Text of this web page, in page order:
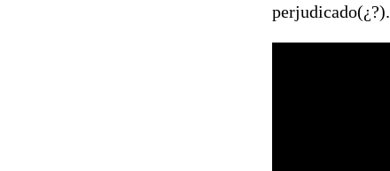
perjudicado(¿?).